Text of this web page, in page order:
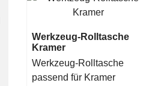
Werkzeug-Rolltasche
Kramer
Werkzeug-Rolltasche
passend für Kramer